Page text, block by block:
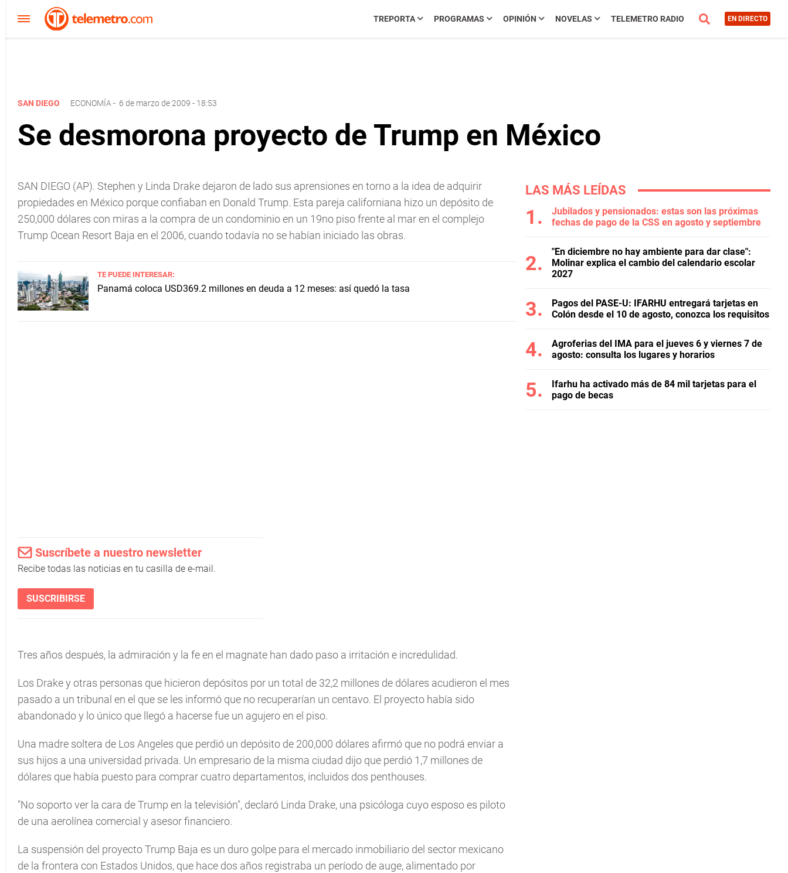
TREPORTA PROGRAMAS OPINIÓN NOVELAS TELEMETRO RADIO EN DIRECTO
SAN DIEGO ECONOMÍA - 6 de marzo de 2009 - 18:53
Se desmorona proyecto de Trump en México
SAN DIEGO (AP). Stephen y Linda Drake dejaron de lado sus aprensiones en torno a la idea de adquirir
propiedades en México porque confiaban en Donald Trump. Esta pareja californiana hizo un depósito de
250,000 dólares con miras a la compra de un condominio en un 19no piso frente al mar en el complejo
Trump Ocean Resort Baja en el 2006, cuando todavía no se habían iniciado las obras.
TE PUEDE INTERESAR:
Panamá coloca USD369.2 millones en deuda a 12 meses: así quedó la tasa
Suscríbete a nuestro newsletter
Recibe todas las noticias en tu casilla de e-mail.
SUSCRIBIRSE
Tres años después, la admiración y la fe en el magnate han dado paso a irritación e incredulidad.
Los Drake y otras personas que hicieron depósitos por un total de 32,2 millones de dólares acudieron el mes
pasado a un tribunal en el que se les informó que no recuperarían un centavo. El proyecto había sido
abandonado y lo único que llegó a hacerse fue un agujero en el piso.
Una madre soltera de Los Angeles que perdió un depósito de 200,000 dólares afirmó que no podrá enviar a
sus hijos a una universidad privada. Un empresario de la misma ciudad dijo que perdió 1,7 millones de
dólares que había puesto para comprar cuatro departamentos, incluidos dos penthouses.
"No soporto ver la cara de Trump en la televisión", declaró Linda Drake, una psicóloga cuyo esposo es piloto
de una aerolínea comercial y asesor financiero.
La suspensión del proyecto Trump Baja es un duro golpe para el mercado inmobiliario del sector mexicano
de la frontera con Estados Unidos, que hace dos años registraba un período de auge, alimentado por
LAS MÁS LEÍDAS
Jubilados y pensionados: estas son las próximas
fechas de pago de la CSS en agosto y septiembre
"En diciembre no hay ambiente para dar clase":
Molinar explica el cambio del calendario escolar
2027
Pagos del PASE-U: IFARHU entregará tarjetas en
Colón desde el 10 de agosto, conozca los requisitos
Agroferias del IMA para el jueves 6 y viernes 7 de
agosto: consulta los lugares y horarios
Ifarhu ha activado más de 84 mil tarjetas para el
pago de becas